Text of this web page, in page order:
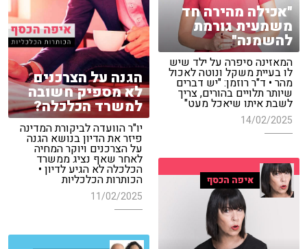
"אכילה מהירה חד
משמעית גורמת
להשמנה"
המאזינה סיפרה על ילד שיש
לו בעיית משקל ונוטה לאכול
מהר • ד"ר רוזמן: "יש דברים
שיותר תלויים בהורים, צריך
לשבת איתו שיאכל מעט"
14/02/2025
הגנה על הצרכנים
לא מספיק חשובה
למשרד הכלכלה?
יו"ר הוועדה לביקורת המדינה
פיזר את הדיון בנושא הגנה
על הצרכנים ויוקר המחיה
לאחר שאף נציג ממשרד
הכלכלה לא הגיע לדיון •
הכותרות הכלכליות
11/02/2025
איפה הכסף